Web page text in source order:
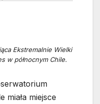
Ekstremalnie Wielki
w północnym Chile.
miała miejsce